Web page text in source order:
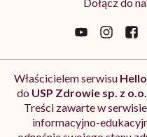
Właścicielem serwisu
do USP Zdrowie sp. z o.o.
Treści zawarte w
informacyjno-